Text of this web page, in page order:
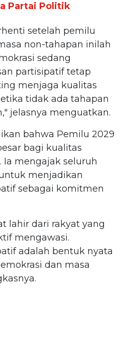
Partai Politik
setelah pemilu
non-tahapan inilah
sedang
partisipatif tetap
menjaga kualitas
tidak ada tahapan
jelasnya menguatkan.
bahwa Pemilu 2029
bagi kualitas
Ia mengajak seluruh
menjadikan
sebagai komitmen
lahir dari rakyat yang
mengawasi.
adalah bentuk nyata
dan masa